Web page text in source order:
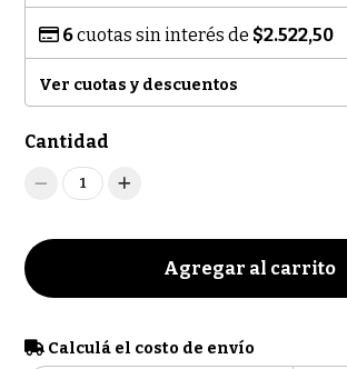
6cuotas sin interés de $2.522,50
Ver cuotas y descuentos
Cantidad
1
Agregar al carrito
Calculá el costo de envío